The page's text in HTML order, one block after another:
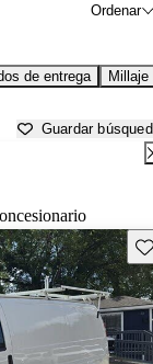
Ordenar
de entrega
Millaje
Guardar